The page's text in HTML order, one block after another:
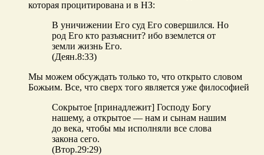
которая процитирована и в НЗ:
В уничижении Его суд Его совершился. Но
род Его кто разъяснит? ибо вземлется от
земли жизнь Его.
(Деян.8:33)
Мы можем обсуждать только то, что открыто словом
Божьим. Все, что сверх того является уже философией
Сокрытое [принадлежит] Господу Богу
нашему, а открытое — нам и сынам нашим
до века, чтобы мы исполняли все слова
закона сего.
(Втор.29:29)